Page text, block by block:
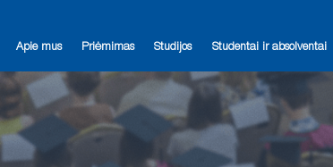
Apie mus Priėmimas Studijos Studentai ir absolventai